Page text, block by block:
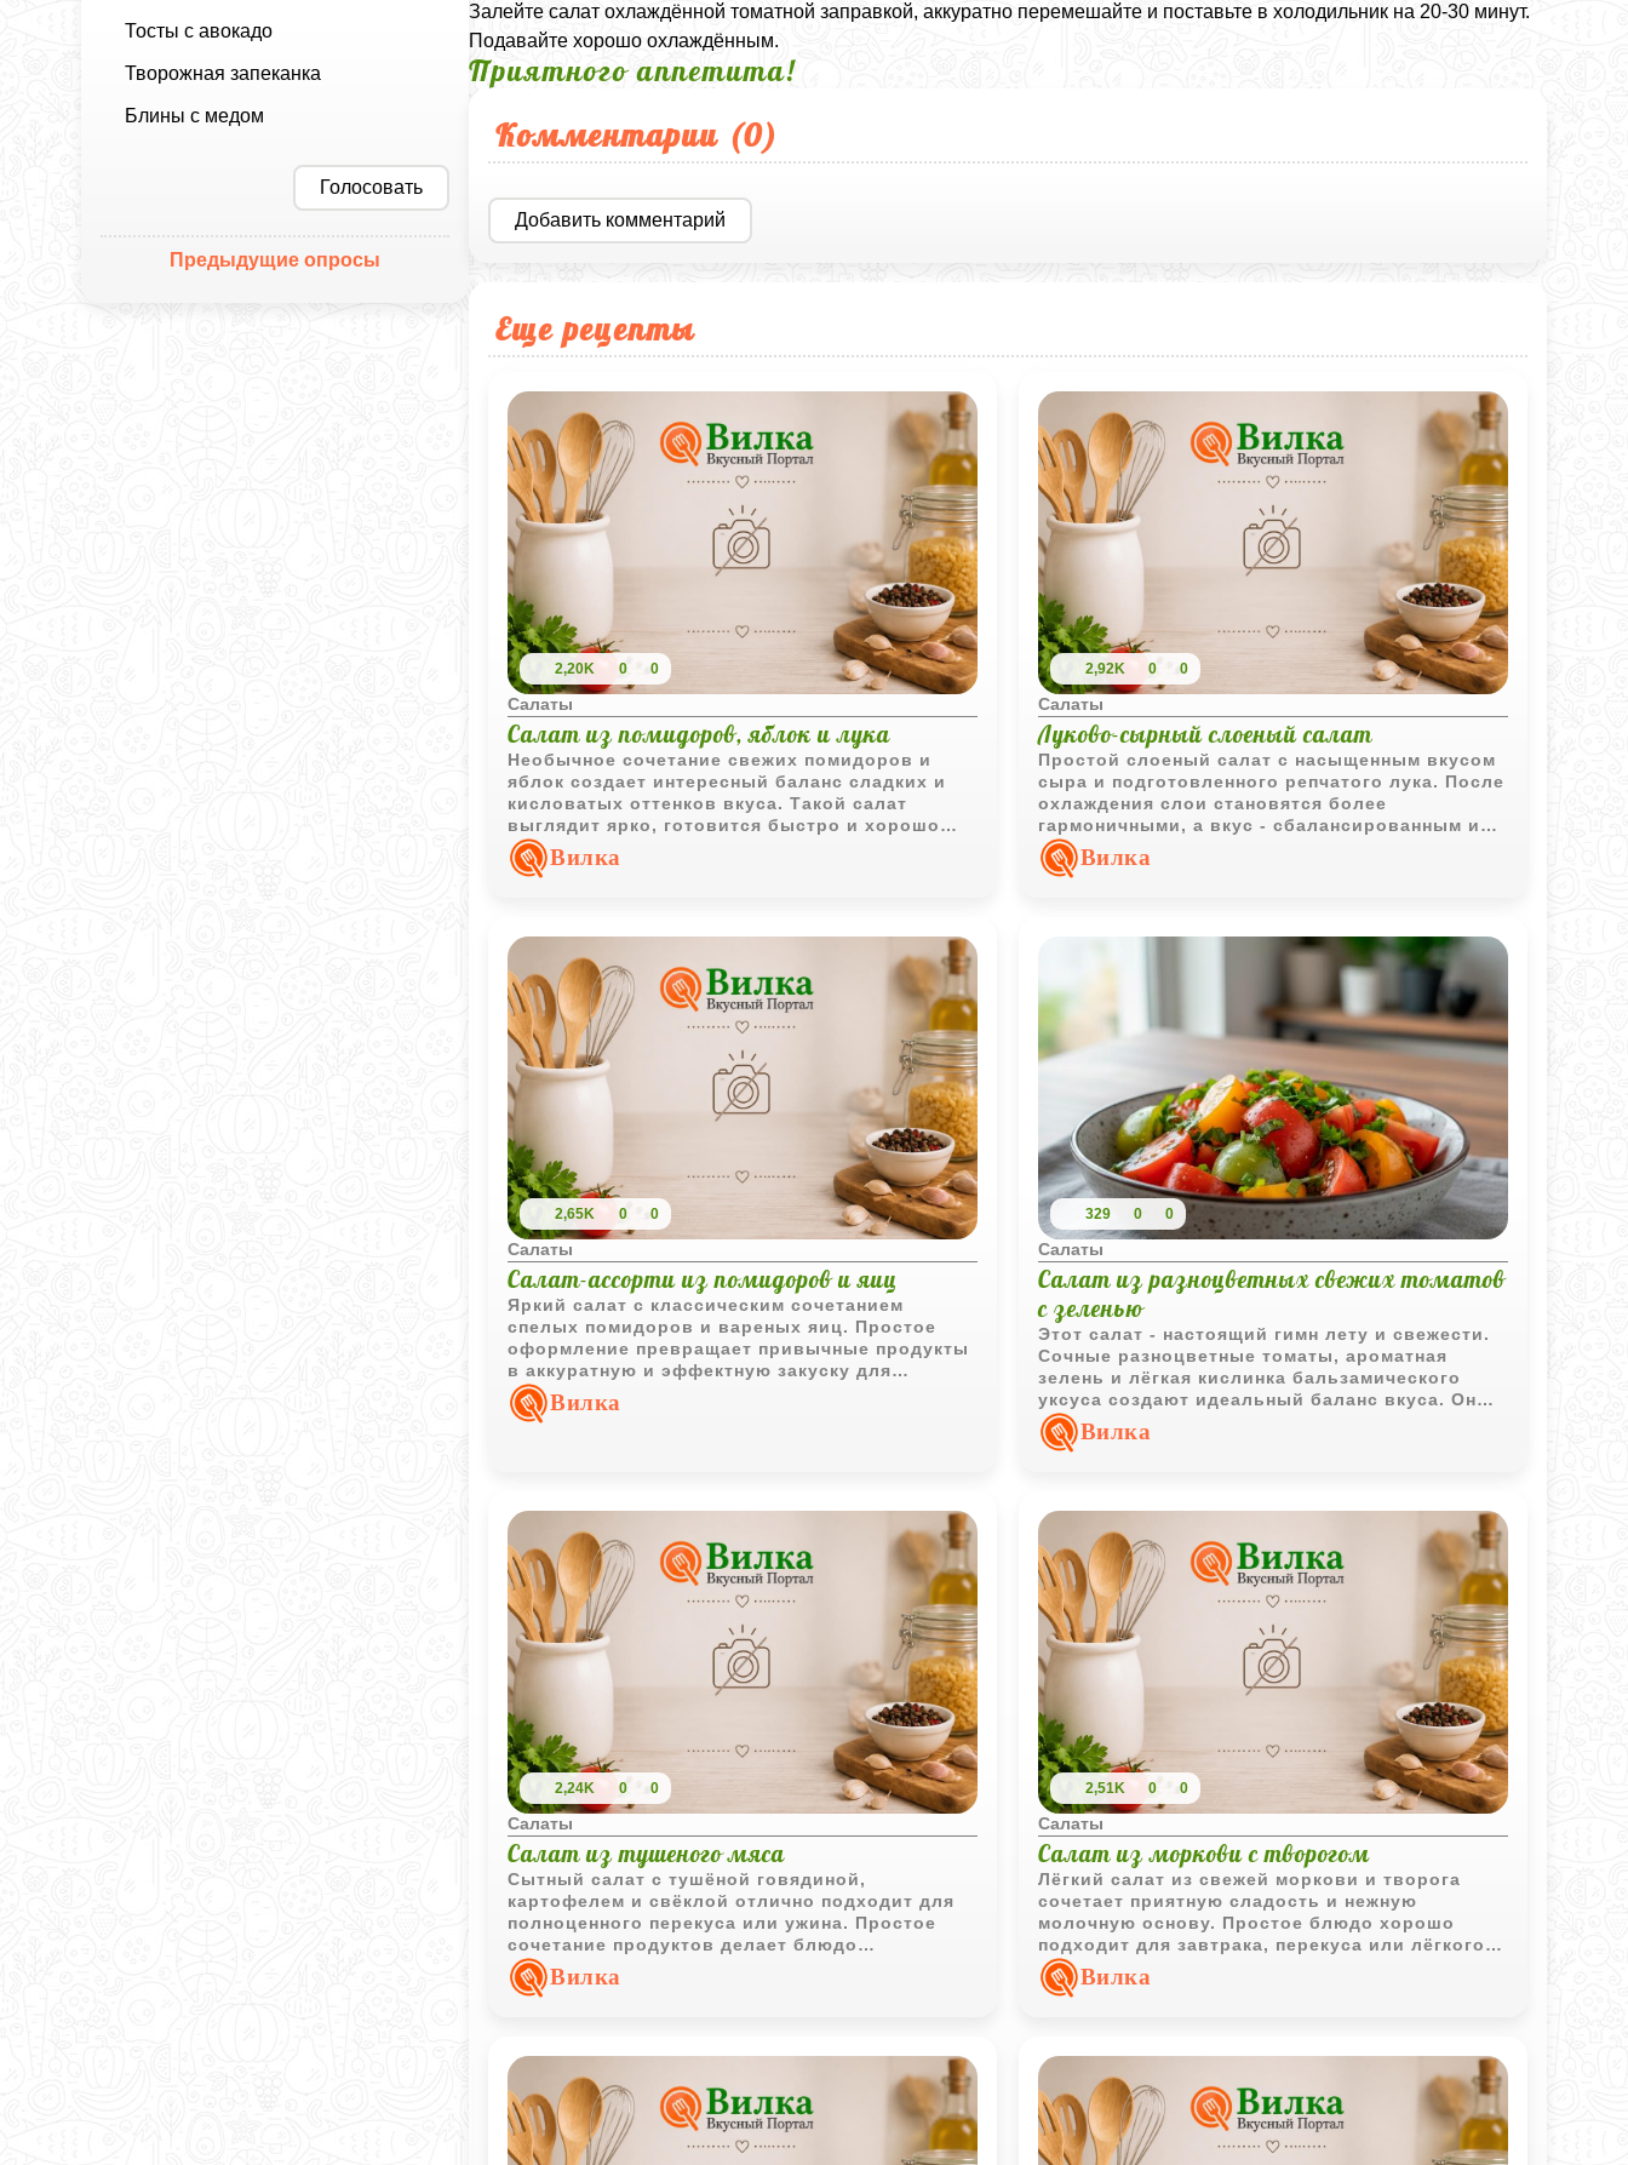
Тосты с авокадо
Творожная запеканка
Блины с медом
Голосовать
Предыдущие опросы
Залейте салат охлаждённой томатной заправкой, аккуратно перемешайте и поставьте в холодильник на 20-30 минут.
Подавайте хорошо охлаждённым.
Приятного аппетита!
Комментарии (0)
Добавить комментарий
Еще рецепты
2,20K 0 0
Салаты
Салат из помидоров, яблок и лука
Необычное сочетание свежих помидоров и
яблок создает интересный баланс сладких и
кисловатых оттенков вкуса. Такой салат
выглядит ярко, готовится быстро и хорошо
подходит к мясным и овощным блюдам.
Вилка
2,92K 0 0
Салаты
Луково-сырный слоеный салат
Простой слоеный салат с насыщенным вкусом
сыра и подготовленного репчатого лука. После
охлаждения слои становятся более
гармоничными, а вкус - сбалансированным и
выразительным.
Вилка
2,65K 0 0
Салаты
Салат-ассорти из помидоров и яиц
Яркий салат с классическим сочетанием
спелых помидоров и вареных яиц. Простое
оформление превращает привычные продукты
в аккуратную и эффектную закуску для
повседневного или праздничного стола.
Вилка
329 0 0
Салаты
Салат из разноцветных свежих томатов
с зеленью
Этот салат - настоящий гимн лету и свежести.
Сочные разноцветные томаты, ароматная
зелень и лёгкая кислинка бальзамического
уксуса создают идеальный баланс вкуса. Он
готовится всего за несколько минут, не требует
термической обработки и отлично дополняет
Вилка
2,24K 0 0
Салаты
Салат из тушеного мяса
Сытный салат с тушёной говядиной,
картофелем и свёклой отлично подходит для
полноценного перекуса или ужина. Простое
сочетание продуктов делает блюдо
питательным и выразительным по вкусу.
Вилка
2,51K 0 0
Салаты
Салат из моркови с творогом
Лёгкий салат из свежей моркови и творога
сочетает приятную сладость и нежную
молочную основу. Простое блюдо хорошо
подходит для завтрака, перекуса или лёгкого
десерта.Вилка